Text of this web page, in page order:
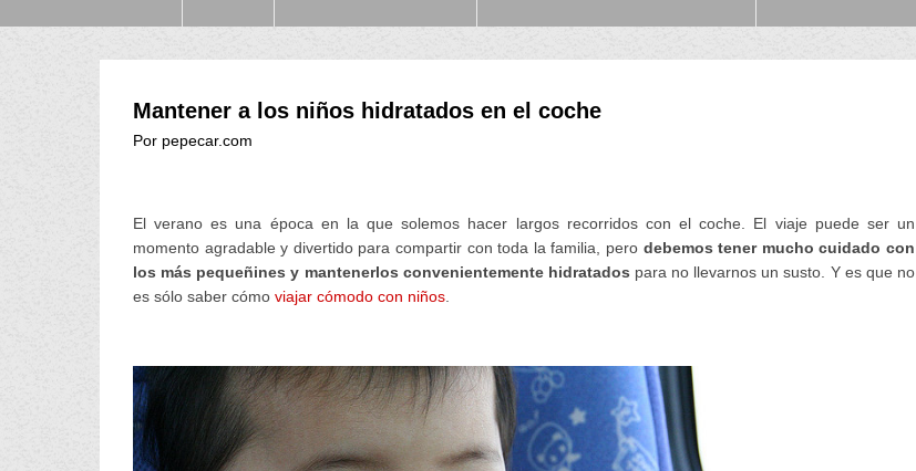
Mantener a los niños hidratados en el coche
Por pepecar.com
El verano es una época en la que solemos hacer largos recorridos con el coche. El viaje puede ser un
momento agradable y divertido para compartir con toda la familia, pero debemos tener mucho cuidado con
los más pequeñines y mantenerlos convenientemente hidratados para no llevarnos un susto. Y es que no
es sólo saber cómo viajar cómodo con niños